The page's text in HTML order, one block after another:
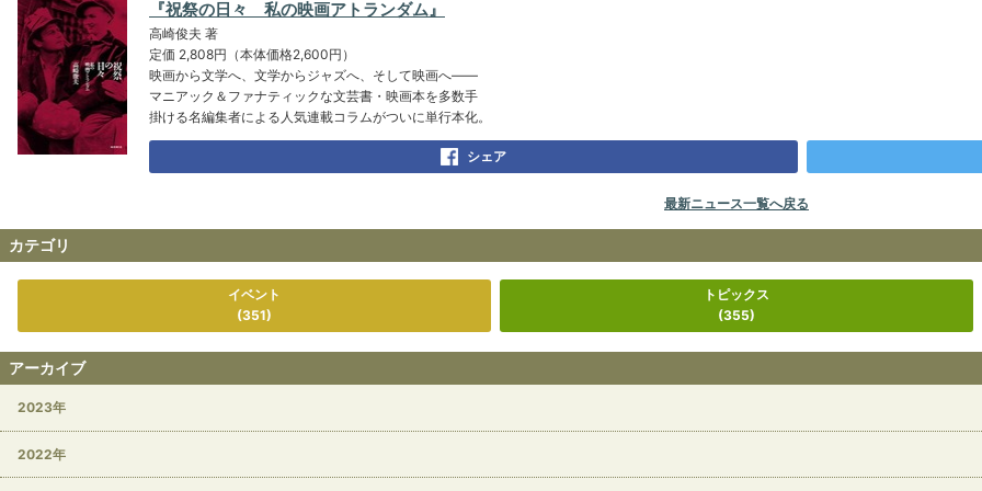
『祝祭の日々 私の映画アトランダム』
高崎俊夫 著
定価 2,808円（本体価格2,600円）
映画から文学へ、文学からジャズへ、そして映画へ――
マニアック＆ファナティックな文芸書・映画本を多数手
掛ける名編集者による人気連載コラムがついに単行本化。
シェア
最新ニュース一覧へ戻る
カテゴリ
イベント
(351)
トピックス
(355)
アーカイブ
2023年
2022年